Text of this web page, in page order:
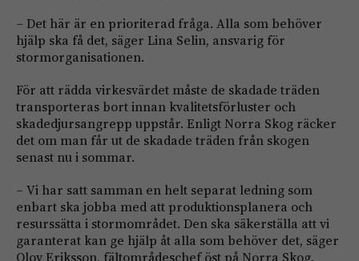
– Det här är en prioriterad fråga. Alla som behöver
hjälp ska få det, säger Lina Selin, ansvarig för
stormorganisationen.
För att rädda virkesvärdet måste de skadade träden
transporteras bort innan kvalitetsförluster och
skadedjursangrepp uppstår. Enligt Norra Skog räcker
det om man får ut de skadade träden från skogen
senast nu i sommar.
– Vi har satt samman en helt separat ledning som
enbart ska jobba med att produktionsplanera och
resurssätta i stormområdet. Den ska säkerställa att vi
garanterat kan ge hjälp åt alla som behöver det, säger
Olov Eriksson, fältområdeschef öst på Norra Skog.